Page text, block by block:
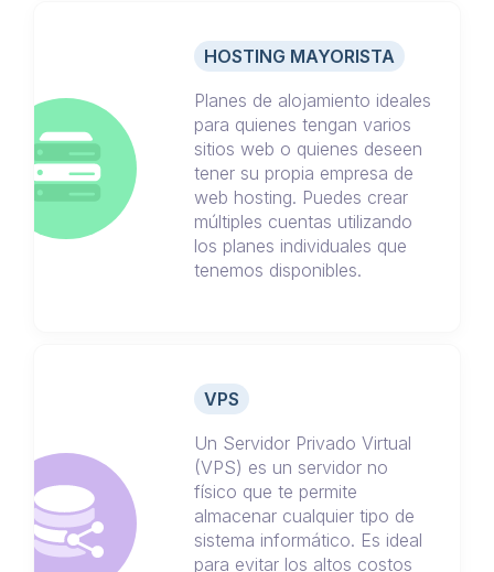
HOSTING MAYORISTA
Planes de alojamiento ideales
para quienes tengan varios
sitios web o quienes deseen
tener su propia empresa de
web hosting. Puedes crear
múltiples cuentas utilizando
los planes individuales que
tenemos disponibles.
VPS
Un Servidor Privado Virtual
(VPS) es un servidor no
físico que te permite
almacenar cualquier tipo de
sistema informático. Es ideal
para evitar los altos costos